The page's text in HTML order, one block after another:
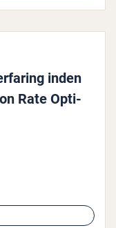
inden
Rate Op­ti­